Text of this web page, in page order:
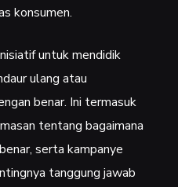
konsumen.
untuk mendidik
ulang atau
benar. Ini termasuk
tentang bagaimana
serta kampanye
tanggung jawab